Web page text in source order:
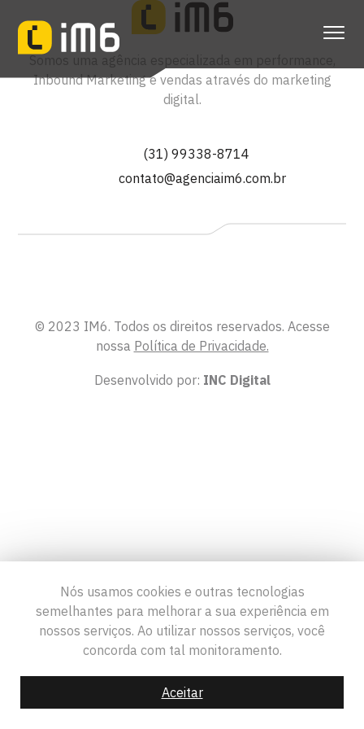
Inbound Marketing e vendas através do marketing
digital.
(31) 99338-8714
contato@agenciaim6.com.br
© 2023 IM6. Todos os direitos reservados. Acesse
nossa Política de Privacidade.
Desenvolvido por: INC Digital
Nós usamos cookies e outras tecnologias
semelhantes para melhorar a sua experiência em
nossos serviços. Ao utilizar nossos serviços, você
concorda com tal monitoramento.
Aceitar